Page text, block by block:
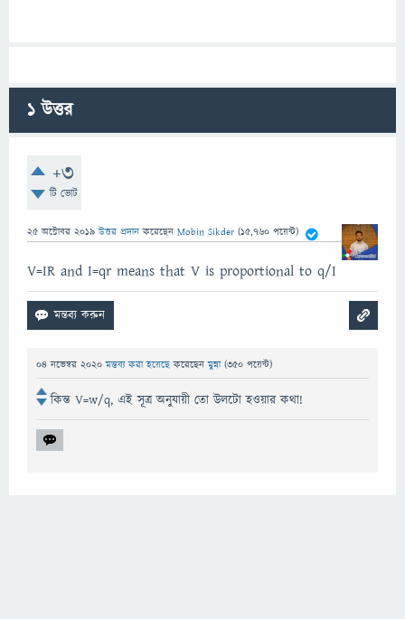
1উত্তর
+3
টি ভোট
25 অক্টোবর 2019 উত্তর প্রদান করেছেন Mobin Sikder (15,760 পয়েন্ট)
V=IR and I=qr means that V is proportional to q/I
04 নভেম্বর 2020 মন্তব্য করা হয়েছেকরেছেনমুন্না (350 পয়েন্ট)
কিন্ত V=w/q, এই সূত্র অনুযায়ী তো উলটো হওয়ার কথা!